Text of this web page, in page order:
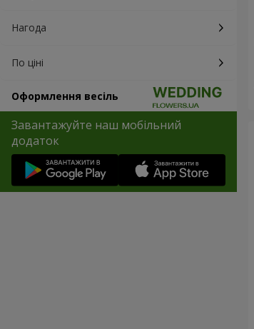
Нагода
По ціні
Оформлення весіль
Завантажуйте наш мобільний
додаток